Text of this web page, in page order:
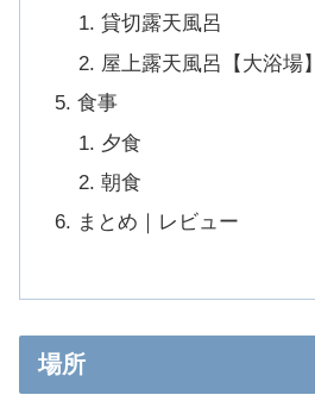
貸切露天風呂
屋上露天風呂【大浴場】
食事
夕食
朝食
まとめ｜レビュー
場所